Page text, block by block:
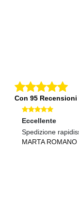
Con 95 Recensioni
Eccellente
Spedizione
MARTA ROMANO